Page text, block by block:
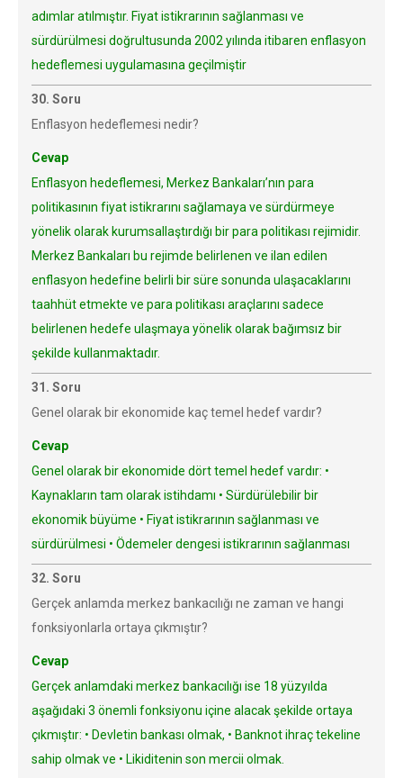
adımlar atılmıştır. Fiyat istikrarının sağlanması ve
sürdürülmesi doğrultusunda 2002 yılında itibaren enflasyon
hedeflemesi uygulamasına geçilmiştir
30. Soru
Enflasyon hedeflemesi nedir?
Cevap
Enflasyon hedeflemesi, Merkez Bankaları’nın para
politikasının fiyat istikrarını sağlamaya ve sürdürmeye
yönelik olarak kurumsallaştırdığı bir para politikası rejimidir.
Merkez Bankaları bu rejimde belirlenen ve ilan edilen
enflasyon hedefine belirli bir süre sonunda ulaşacaklarını
taahhüt etmekte ve para politikası araçlarını sadece
belirlenen hedefe ulaşmaya yönelik olarak bağımsız bir
şekilde kullanmaktadır.
31. Soru
Genel olarak bir ekonomide kaç temel hedef vardır?
Cevap
Genel olarak bir ekonomide dört temel hedef vardır: •
Kaynakların tam olarak istihdamı • Sürdürülebilir bir
ekonomik büyüme • Fiyat istikrarının sağlanması ve
sürdürülmesi • Ödemeler dengesi istikrarının sağlanması
32. Soru
Gerçek anlamda merkez bankacılığı ne zaman ve hangi
fonksiyonlarla ortaya çıkmıştır?
Cevap
Gerçek anlamdaki merkez bankacılığı ise 18 yüzyılda
aşağıdaki 3 önemli fonksiyonu içine alacak şekilde ortaya
çıkmıştır: • Devletin bankası olmak, • Banknot ihraç tekeline
sahip olmak ve • Likiditenin son mercii olmak.